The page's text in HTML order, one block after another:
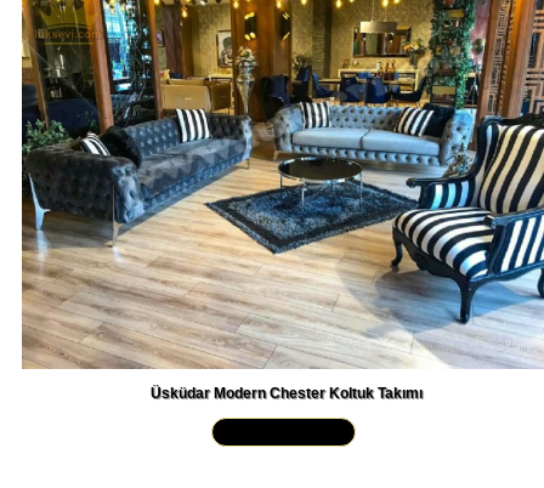
Üsküdar Modern Chester Koltuk Takımı